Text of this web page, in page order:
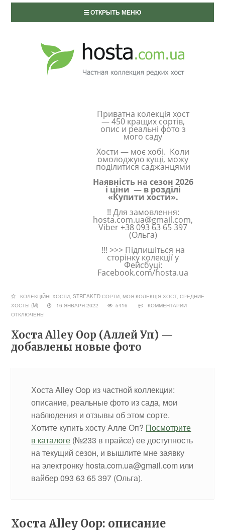
ОТКРЫТЬ МЕНЮ
Приватна колекція хост
— 450 кращих сортів,
опис и реальні фото з
мого саду
Хости — моє хобі. Коли
омолоджую кущі, можу
поділитися саджанцями
Наявність на сезон 2026
і ціни — в розділі
«Купити хости».
!! Для замовлення:
hosta.com.ua@gmail.com,
Viber +38 093 63 65 397
(Ольга)
!!! >>> Підпишіться на
сторінку колекції у
Фейсбуці:
Facebook.com/hosta.ua
КОЛЕКЦІЙНІ ХОСТИ, STREAKED СОРТИ, МОЯ КОЛЕКЦІЯ ХОСТ,СРЕДНИЕ
ХОСТЫ (M)
16 ЯНВАРЯ 2022 5416
КОММЕНТАРИИ
ОТКЛЮЧЕНЫ
Хоста Alley Oop (Аллей Уп) —
добавлены новые фото
Хоста Alley Oop из частной коллекции:
описание, реальные фото из сада, мои
наблюдения и отзывы об этом сорте.
Хотите купить хосту Алле Оп? Посмотрите
в каталоге (№233 в прайсе) ее доступность
на текущий сезон, и вышлите мне заявку
на электронку hosta.com.ua@gmail.com или
вайбер 093 63 65 397 (Ольга).
Хоста Alley Oop: описание